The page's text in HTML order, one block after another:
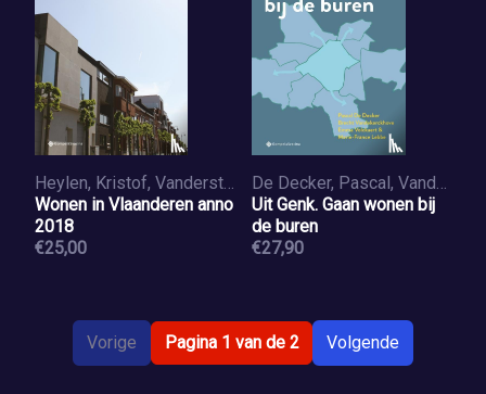
Heylen, Kristof, Vanderstraeten, Lieve
Wonen in Vlaanderen anno
2018
€25,00
De Decker, Pascal, Vandekerckhove, Brecht, Volckaert, Emma, Lebbe, Marie-France
Uit Genk. Gaan wonen bij
de buren
€27,90
Vorige Pagina 1 van de 2 Volgende